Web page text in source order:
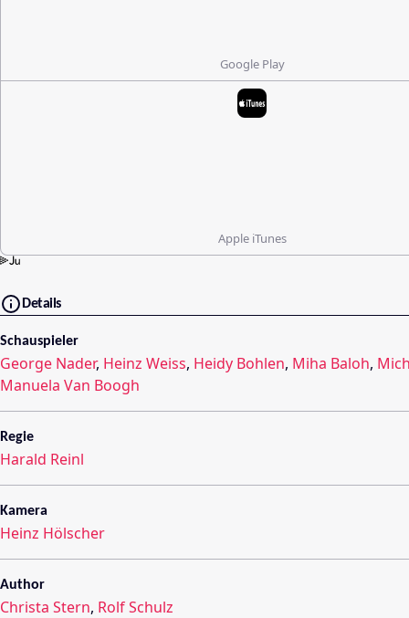
Google Play
Apple iTunes
Details
Schauspieler
George Nader, Heinz Weiss, Heidy Bohlen, Miha Baloh,
Manuela Van Boogh
Regie
Harald Reinl
Kamera
Heinz Hölscher
Author
Christa Stern, Rolf Schulz